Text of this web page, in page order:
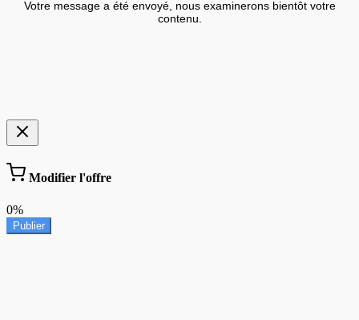
Votre message a été envoyé, nous examinerons bientôt votre
contenu.
Modifier l'offre
0%
Publier